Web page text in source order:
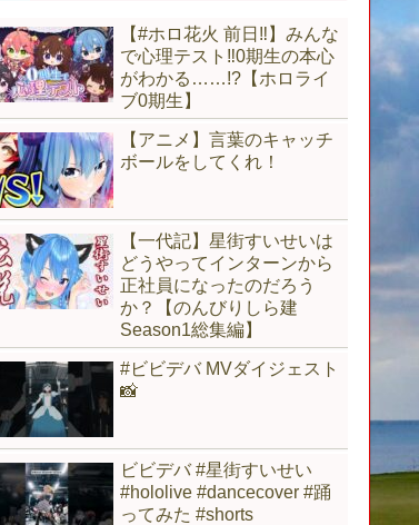
【#ホロ花火 前日‼】みんな
で心理テスト‼0期生の本心
がわかる……!?【ホロライ
ブ0期生】
【アニメ】言葉のキャッチ
ボールをしてくれ！
【一代記】星街すいせいは
どうやってインターンから
正社員になったのだろう
か？【のんびりしら建
Season1総集編】
#ビビデバ MVダイジェスト
📸
ビビデバ #星街すいせい
#hololive #dancecover #踊
ってみた #shorts